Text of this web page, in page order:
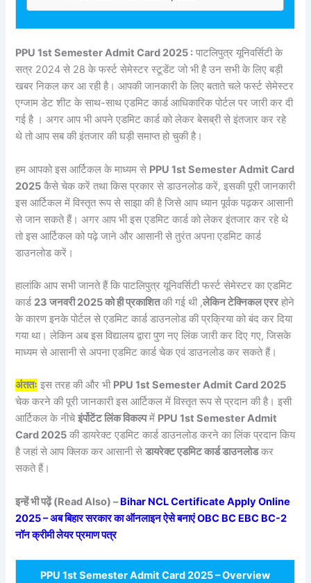
PPU 1st Semester Admit Card 2025 : पाटलिपुत्र यूनिवर्सिटी के
सत्र 2024 से 28 के फर्स्ट सेमेस्टर स्टूडेंट जो भी है उन सभी के लिए बड़ी
खबर निकल कर आ रही है। आपकी जानकारी के लिए बताते चले फर्स्ट सेमेस्टर
एग्जाम डेट शीट के साथ-साथ एडमिट कार्ड आधिकारिक पोर्टल पर जारी कर दी
गई है । अगर आप भी अपने एडमिट कार्ड को लेकर बेसब्री से इंतजार कर रहे
थे तो आप सब की इंतजार की घड़ी समाप्त हो चुकी है।
हम आपको इस आर्टिकल के माध्यम से PPU 1st Semester Admit Card
2025 कैसे चेक करें तथा किस प्रकार से डाउनलोड करें, इसकी पूरी जानकारी
इस आर्टिकल में विस्तृत रूप से साझा की है जिसे आप ध्यान पूर्वक पढ़कर आसानी
से जान सकते हैं। अगर आप भी इस एडमिट कार्ड को लेकर इंतजार कर रहे थे
तो इस आर्टिकल को पढ़े जाने और आसानी से तुरंत अपना एडमिट कार्ड
डाउनलोड करें।
हालांकि आप सभी जानते हैं कि पाटलिपुत्र यूनिवर्सिटी फर्स्ट सेमेस्टर का एडमिट
कार्ड 23 जनवरी 2025 को ही प्रकाशितकी गई थी ,लेकिन टेक्निकल एररहोने
के कारण इनके पोर्टल से एडमिट कार्ड डाउनलोड की प्रक्रिया को बंद कर दिया
गया था। लेकिन अब इस विद्यालय द्वारा पुण नए लिंक जारी कर दिए गए, जिसके
माध्यम से आसानी से अपना एडमिट कार्ड चेक एवं डाउनलोड कर सकते हैं।
अंततः इस तरह की और भी PPU 1st Semester Admit Card 2025
चेक करने की पूरी जानकारी इस आर्टिकल में विस्तृत रूप से प्रदान की है। इसी
आर्टिकल के नीचेइंर्पोटेंट लिंक विकल्पमें PPU 1st Semester Admit
Card 2025 की डायरेक्ट एडमिट कार्ड डाउनलोड करने का लिंक प्रदान किय
है जहां से आप क्लिक कर आसानी सेडायरेक्ट एडमिट कार्ड डाउनलोडकर
सकते हैं।
इन्हें भी पढ़ें (Read Also) –Bihar NCL Certificate Apply Online
2025 – अब बिहार सरकार का ऑनलाइन ऐसे बनाएं OBC BC EBC BC-2
नॉन क्रीमी लेयर प्रमाण पत्र
PPU 1st Semester Admit Card 2025 – Overview